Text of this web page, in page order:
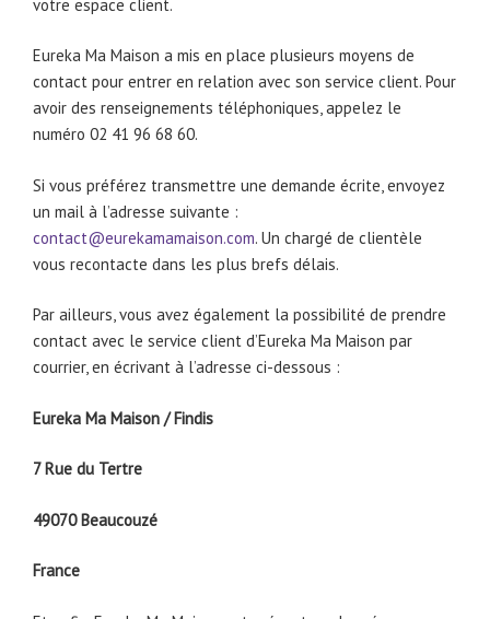
votre espace client.
Eureka Ma Maison a mis en place plusieurs moyens de
contact pour entrer en relation avec son service client. Pour
avoir des renseignements téléphoniques, appelez le
numéro 02 41 96 68 60.
Si vous préférez transmettre une demande écrite, envoyez
un mail à l’adresse suivante :
contact@eurekamamaison.com. Un chargé de clientèle
vous recontacte dans les plus brefs délais.
Par ailleurs, vous avez également la possibilité de prendre
contact avec le service client d’Eureka Ma Maison par
courrier, en écrivant à l’adresse ci-dessous :
Eureka Ma Maison / Findis
7 Rue du Tertre
49070 Beaucouzé
France